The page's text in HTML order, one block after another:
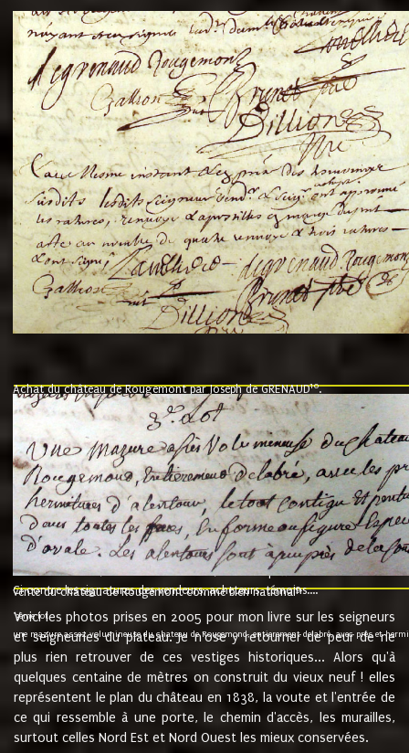
Achat du château de Rougemont par Joseph de GRENAUD10.
"l'an mil six cent soixante treze le ving neuvième jour du mois de
nommé fut présent Messire Claude Guillaume de Moyriat chevalier baron
vend, purement simplement et irrevocablement a monseigneur monsieur
et chavannes conseiller du roy au parlement de Bourgogne, present et
que le dit seigneur Baron de la Vellière a sur ses hommes, indivisables et
de la Velliere tout ainsi et comme le dit seigneur Baron et ses
présent......"
suivent les rentes, donation des terriers, etc... au prix de 880 livre louis
Ci contre les signatures des vendeurs, acheteurs, témoins....
vente du château de Rougemont comme bien national9.
"3ème lot
une mazure assez volumineuse du chateau de Rougemond, entierement delabré, avec près et
Voici les photos prises en 2005 pour mon livre sur les seigneurs
et seigneuries du plateau. Je n'ose y retourner de peur de ne
plus rien retrouver de ces vestiges historiques... Alors qu'à
quelques centaine de mètres on construit du vieux neuf ! elles
représentent le plan du château en 1838, la voute et l'entrée de
ce qui ressemble à une porte, le chemin d'accès, les murailles,
surtout celles Nord Est et Nord Ouest les mieux conservées.